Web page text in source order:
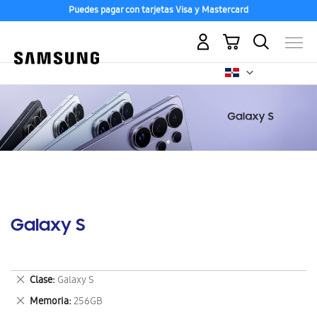
Puedes pagar con tarjetas Visa y Mastercard
Mi carrito
Galaxy S
Clase Galaxy S
Eliminar
este
artículo
Memoria 256GB
Eliminar